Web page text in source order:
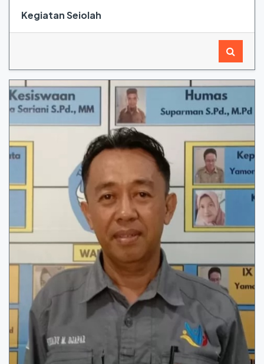
Kegiatan Seiolah